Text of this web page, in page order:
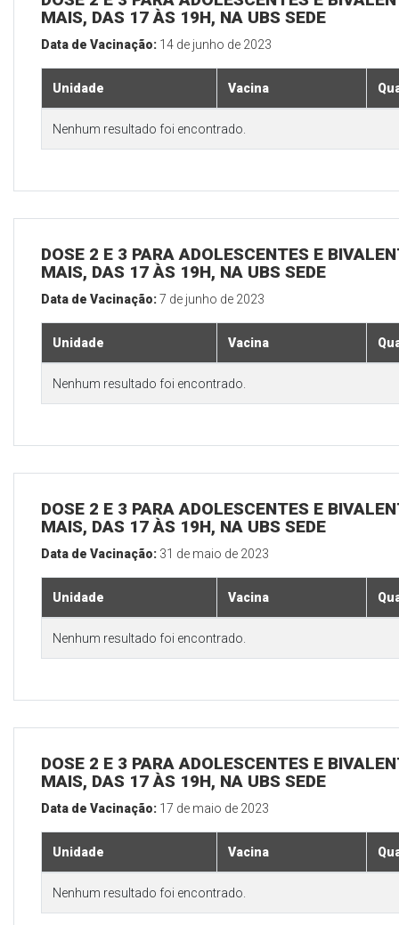
MAIS, DAS 17 ÀS 19H, NA UBS SEDE
Data de Vacinação: 14 de junho de 2023
Unidade Vacina
Nenhum resultado foi encontrado.
DOSE 2 E 3 PARA ADOLESCENTES E
MAIS, DAS 17 ÀS 19H, NA UBS SEDE
Data de Vacinação:7 de junho de 2023
Unidade Vacina
Nenhum resultado foi encontrado.
DOSE 2 E 3 PARA ADOLESCENTES E
MAIS, DAS 17 ÀS 19H, NA UBS SEDE
Data de Vacinação: 31 de maio de 2023
Unidade Vacina
Nenhum resultado foi encontrado.
DOSE 2 E 3 PARA ADOLESCENTES E
MAIS, DAS 17 ÀS 19H, NA UBS SEDE
Data de Vacinação: 17 de maio de 2023
Unidade Vacina
Nenhum resultado foi encontrado.